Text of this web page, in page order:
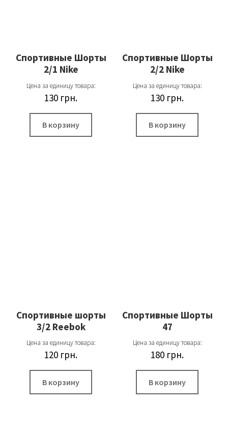
Спортивные Шорты
2/1 Nike
Цена за единицу товара:
130 грн.
В корзину
Спортивные Шорты
2/2 Nike
Цена за единицу товара:
130 грн.
В корзину
Спортивные шорты
3/2 Reebok
Цена за единицу товара:
120 грн.
В корзину
Спортивные Шорты
47
Цена за единицу товара:
180 грн.
В корзину